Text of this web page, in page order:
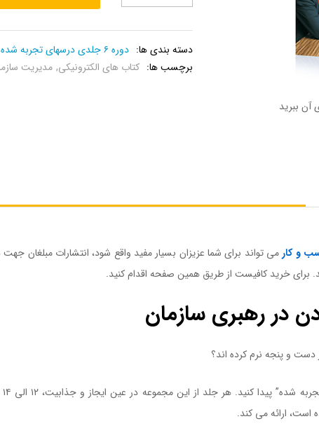
آن ببرید
بودن
رهبری
عدد
دسته بندی ها: دوره ۶ جلدی درسهای تجربه شده
برچسب ها: کتاب های الکترونیکی, مدیریت
و کار می تواند برای شما عزیزان بسیار مفید واقع شود، انتشارات مبلغان
برای خرید کافیست از طریق همین صفحه اقدام کنید.
در رهبری سازمان
و پنجه نرم کرده اند؟
است، ارائه می کند.